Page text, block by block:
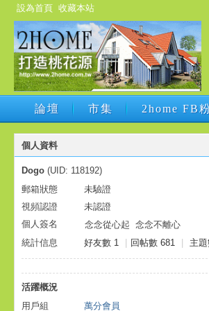
設為首頁 收藏本站
論壇 市集 2home FB
論壇 市集 2home FB
個人資料
Dogo (UID: 118192)
郵箱狀態
未驗證
視頻認證
未認證
個人簽名
念念從心起 念念不離心
統計信息
好友數 1 | 回帖數 681 | 主
活躍概況
用戶組
萬分會員